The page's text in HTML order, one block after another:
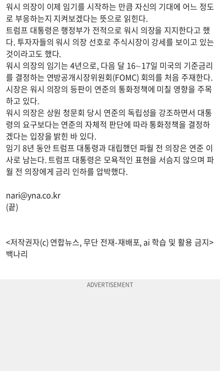
워시 의장이 이제 임기를 시작하는 만큼 자신의 기대에 어느 정도
로 부응하는지 지켜보겠다는 뜻으로 읽힌다.
트럼프 대통령은 행정부가 전적으로 워시 의장을 지지한다고 했
다. 투자자들의 워시 의장 선호로 주식시장이 강세를 보이고 있는
것이라고도 했다.
워시 의장의 임기는 4년으로, 다음 달 16∼17일 미국의 기준금리
를 결정하는 연방공개시장위원회(FOMC) 회의를 처음 주재한다.
시장은 워시 의장의 등판이 연준의 통화정책에 미칠 영향을 주목
하고 있다.
워시 의장은 상원 청문회 당시 연준의 독립성을 강조하면서 대통
령의 요구보다는 연준의 자체적 판단에 따라 통화정책을 결정하
겠다는 입장을 밝힌 바 있다.
임기 8년 동안 트럼프 대통령과 대립했던 파월 전 의장은 연준 이
사로 남는다. 트럼프 대통령은 모욕적인 표현을 서슴지 않으며 파
월 전 의장에게 금리 인하를 압박했다.
nari@yna.co.kr
(끝)
<저작권자(c) 연합뉴스, 무단 전재-재배포, ai 학습 및 활용 금지>
백나리